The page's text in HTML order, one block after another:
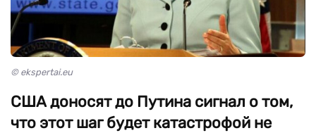
© ekspertai.eu
США доносят до Путина сигнал о том,
что этот шаг будет катастрофой не